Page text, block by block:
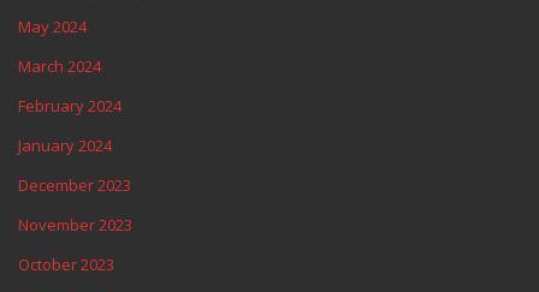
May 2024
March 2024
February 2024
January 2024
December 2023
November 2023
October 2023